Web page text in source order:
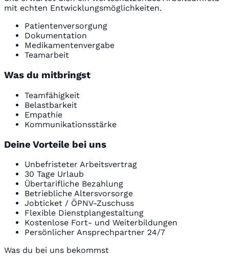
mit echten Entwicklungsmöglichkeiten.
Patientenversorgung
Dokumentation
Medikamentenvergabe
Teamarbeit
Was du mitbringst
Teamfähigkeit
Belastbarkeit
Empathie
Kommunikationsstärke
Deine Vorteile bei uns
Unbefristeter Arbeitsvertrag
30 Tage Urlaub
Übertarifliche Bezahlung
Betriebliche Altersvorsorge
Jobticket / ÖPNV-Zuschuss
Flexible Dienstplangestaltung
Kostenlose Fort- und Weiterbildungen
Persönlicher Ansprechpartner 24/7
Was du bei uns bekommst